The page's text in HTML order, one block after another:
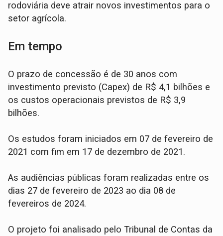
rodoviária deve atrair novos investimentos para o
setor agrícola.
Em tempo
O prazo de concessão é de 30 anos com
investimento previsto (Capex) de R$ 4,1 bilhões e
os custos operacionais previstos de R$ 3,9
bilhões.
Os estudos foram iniciados em 07 de fevereiro de
2021 com fim em 17 de dezembro de 2021.
As audiências públicas foram realizadas entre os
dias 27 de fevereiro de 2023 ao dia 08 de
fevereiros de 2024.
O projeto foi analisado pelo Tribunal de Contas da